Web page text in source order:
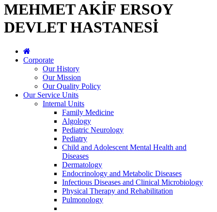
MEHMET AKİF ERSOY
DEVLET HASTANESİ
Corporate
Our History
Our Mission
Our Quality Policy
Our Service Units
Internal Units
Family Medicine
Algology
Pediatric Neurology
Pediatry
Child and Adolescent Mental Health and
Diseases
Dermatology
Endocrinology and Metabolic Diseases
Infectious Diseases and Clinical Microbiology
Physical Therapy and Rehabilitation
Pulmonology